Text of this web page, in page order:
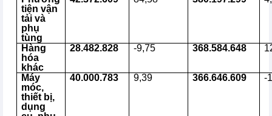
tiện vận
tải và
phụ
tùng
Hàng
hóa
khác
28.482.828 -9,75 368.584.648
Máy
móc,
thiết bị,
dụng
40.000.783 9,39 366.646.609 -